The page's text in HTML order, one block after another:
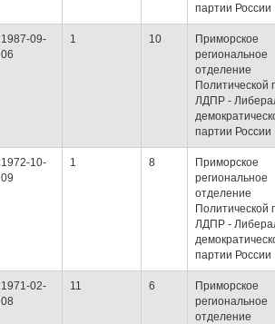
партии России
1987-09-
06
1 10
Приморское
региональное
отделение
Политической
ЛДПР -
партии России
1972-10-
09
1 8
Приморское
региональное
отделение
Политической
ЛДПР -
партии России
1971-02-
08
11 6
Приморское
региональное
отделение